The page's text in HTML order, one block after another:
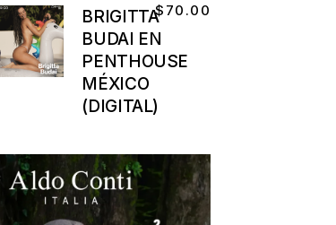
BRIGITTA
BUDAI EN
PENTHOUSE
MÉXICO
(DIGITAL)
$ 70.00